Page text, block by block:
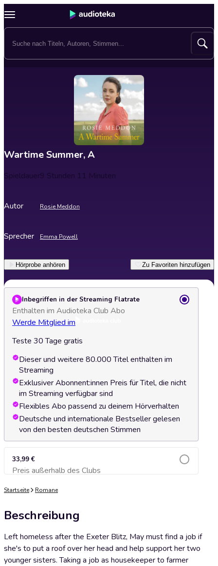
Wartime Summer, A
Spieldauer9 Stunden 11 Minuten
Autor Rosie Meddon
Sprecher Emma Powell
Hörprobe anhören Zu Favoriten hinzufügen
Inbegriffen in der Streaming Flatrate
Enthalten im Audioteka Club Abo
Werde Mitglied im
Teste 30 Tage gratis
Dieser und weitere 80.000 Titel enthalten im
Streaming
Exklusiver Abonnent:innen Preis für Titel, die nicht
im Streaming verfügbar sind
Flexibles Abo passend zu deinem Hörverhalten
Deutsche und internationale Bestseller gelesen
von den besten deutschen Stimmen
33,99 €
Preis außerhalb des ClubsZum Warenkorb hinzufügen
Startseite Romane
Beschreibung
Left homeless after the Exeter Blitz, May must find a job if
she's to put a roof over her head and help support her two
younger sisters. Taking a job as housekeeper to farmer